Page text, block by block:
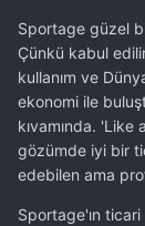
Sportage güzel
Çünkü kabul
kullanım ve
ekonomi ile
kıvamında.
gözümde iyi bir
edebilen ama
Sportage'ın ticari